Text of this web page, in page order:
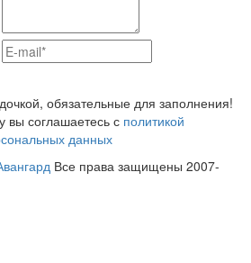
обязательные для заполнения!
соглашаетесь с политикой
данных
Все права защищены 2007-